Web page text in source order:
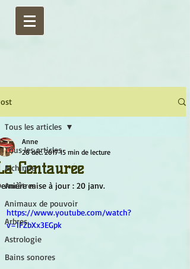
Tous les articles
Alchimie
Ancêtres
Animaux de pouvoir
Arbres
Astrologie
Bains sonores
Tous les articles
Centaurée
Anne
28 déc. 2017 15 min de lecture
mise à jour : 20 janv.
https://www.youtube.com/watch?
v=1FZbXx3EGpk